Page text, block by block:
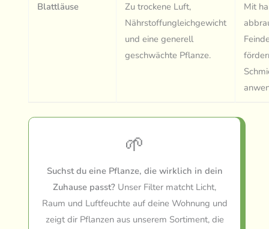
Blattläuse
Zu trockene Luft,
Nährstoffungleichgewicht
und eine generell
geschwächte Pflanze.
Mit
🌱
Suchst du eine Pflanze, die wirklich in dein
Zuhause passt? Unser Filter matcht Licht,
Raum und Luftfeuchte auf deine Wohnung und
zeigt dir Pflanzen aus unserem Sortiment, die